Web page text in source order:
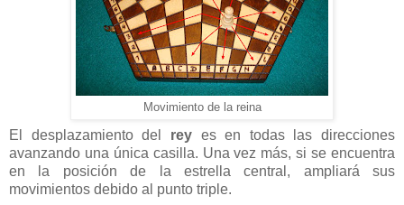
Movimiento de la reina
El desplazamiento del reyes en todas las direcciones
avanzando una única casilla. Una vez más, si se encuentra
en la posición de la estrella central, ampliará sus
movimientos debido al punto triple.